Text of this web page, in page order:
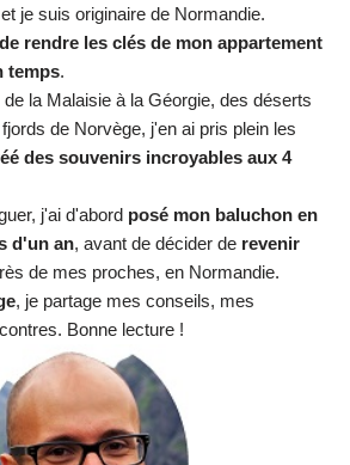
et je suis originaire de Normandie.
rendre les clés de mon appartement
temps.
la Malaisie à la Géorgie, des déserts
de Norvège, j'en ai pris plein les
des souvenirs incroyables aux 4
j'ai d'abord posé mon baluchon en
d'un an, avant de décider de revenir
de mes proches, en Normandie.
, je partage mes conseils, mes
Bonne lecture !